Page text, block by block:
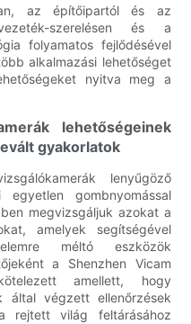
az építőipartól és az
szerelésen és a
folyamatos fejlődésével
alkalmazási lehetőséget
nyitva meg a
lehetőségeinek
gyakorlatok
lenyűgöző
gombnyomással
megvizsgáljuk azokat a
amelyek segítségével
méltó eszközök
a Shenzhen Vicam
amellett, hogy
által végzett ellenőrzések
rejtett világ feltárásához